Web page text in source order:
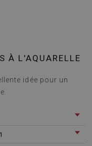
À L'AQUARELLE
idée pour un
1